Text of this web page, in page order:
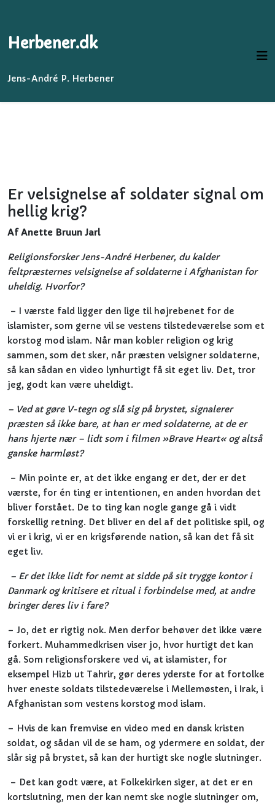
Herbener.dk
Jens-André P. Herbener
Er velsignelse af soldater signal om
hellig krig?
Af Anette Bruun Jarl
Religionsforsker Jens-André Herbener, du kalder
feltpræsternes velsignelse af soldaterne i Afghanistan for
uheldig. Hvorfor?
– I værste fald ligger den lige til højrebenet for de
islamister, som gerne vil se vestens tilstedeværelse som et
korstog mod islam. Når man kobler religion og krig
sammen, som det sker, når præsten velsigner soldaterne,
så kan sådan en video lynhurtigt få sit eget liv. Det, tror
jeg, godt kan være uheldigt.
– Ved at gøre V-tegn og slå sig på brystet, signalerer
præsten så ikke bare, at han er med soldaterne, at de er
hans hjerte nær – lidt som i filmen »Brave Heart« og altså
ganske harmløst?
– Min pointe er, at det ikke engang er det, der er det
værste, for én ting er intentionen, en anden hvordan det
bliver forstået. De to ting kan nogle gange gå i vidt
forskellig retning. Det bliver en del af det politiske spil, og
vi er i krig, vi er en krigsførende nation, så kan det få sit
eget liv.
– Er det ikke lidt for nemt at sidde på sit trygge kontor i
Danmark og kritisere et ritual i forbindelse med, at andre
bringer deres liv i fare?
– Jo, det er rigtig nok. Men derfor behøver det ikke være
forkert. Muhammedkrisen viser jo, hvor hurtigt det kan
gå. Som religionsforskere ved vi, at islamister, for
eksempel Hizb ut Tahrir, gør deres yderste for at fortolke
hver eneste soldats tilstedeværelse i Mellemøsten, i Irak, i
Afghanistan som vestens korstog mod islam.
– Hvis de kan fremvise en video med en dansk kristen
soldat, og sådan vil de se ham, og ydermere en soldat, der
slår sig på brystet, så kan der hurtigt ske nogle slutninger.
– Det kan godt være, at Folkekirken siger, at det er en
kortslutning, men der kan nemt ske nogle slutninger om,